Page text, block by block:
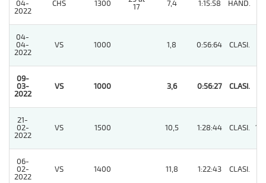
04-
2022
CHS 1300
17
7,4 1:15:58 HAND.
04-
04-
2022
VS 1000 1,8 0:56:64 CLASI.
09-
03-
2022
VS 1000 3,6 0:56:27 CLASI.
21-
02-
2022
VS 1500 10,5 1:28:44 CLASI. 10
06-
02-
2022
VS 1400 11,8 1:22:43 CLASI.